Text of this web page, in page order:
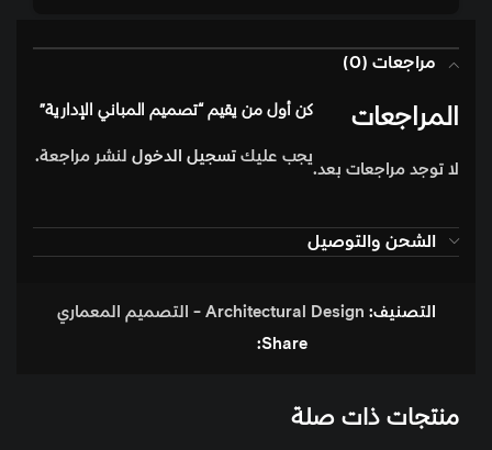
مراجعات (0)
المراجعات
لا توجد مراجعات بعد.
كن أول من يقيم “تصميم المباني الإدارية”
يجب عليك تسجيل الدخول لنشر مراجعة.
الشحن والتوصيل
التصنيف: Architectural Design - التصميم المعماري
Share:
منتجات ذات صلة